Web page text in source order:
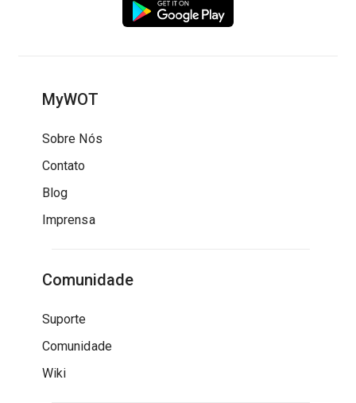
MyWOT
Sobre Nós
Contato
Blog
Imprensa
Comunidade
Suporte
Comunidade
Wiki